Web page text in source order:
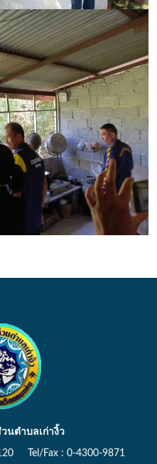
นตำบลเก่างิ้ว
Tel/Fax : 0-4300-9871